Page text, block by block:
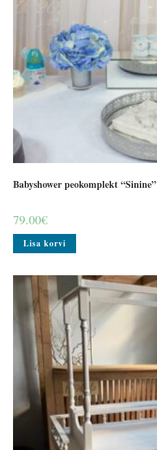
Babyshower peokomplekt “Sinine”
79.00€
Lisa korvi